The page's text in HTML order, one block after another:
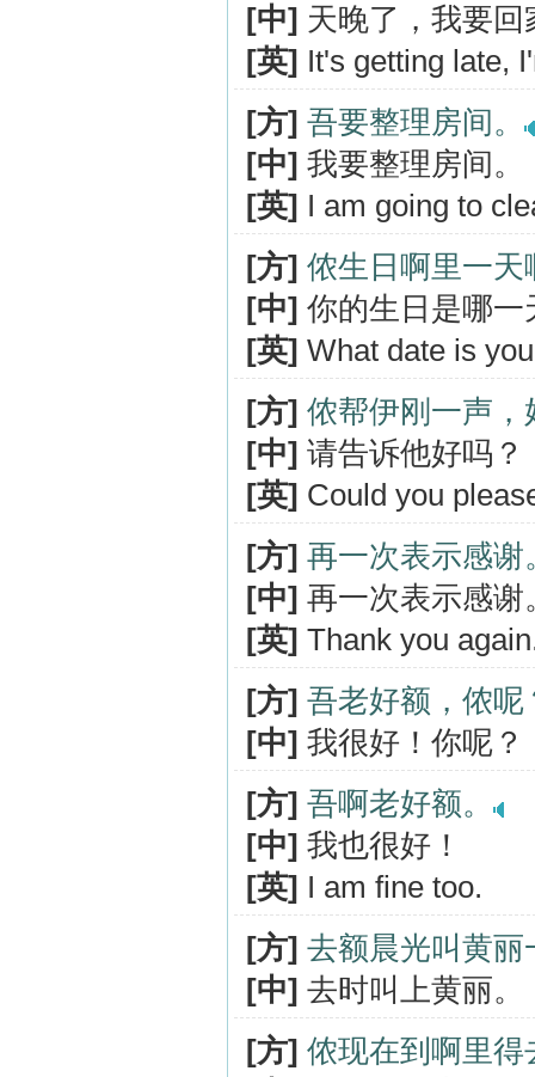
[中] 天晚了，我要回
[英] It's getting late,
[方] 吾要整理房间。
[中] 我要整理房间。
[英] I am going to
[方] 侬生日啊里一天
[中] 你的生日是哪一
[英] What date is
[方] 侬帮伊刚一声，
[中] 请告诉他好吗？
[英] Could you
[方] 再一次表示感谢
[中] 再一次表示感谢
[英] Thank you
[方] 吾老好额，侬呢
[中] 我很好！你呢？
[方] 吾啊老好额。
[中] 我也很好！
[英] I am fine too.
[方] 去额晨光叫黄丽
[中] 去时叫上黄丽。
[方] 侬现在到啊里得